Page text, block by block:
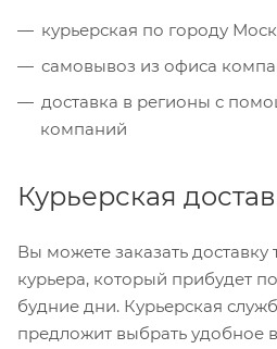
курьерская по городу
самовывоз из офиса
доставка в регионы с
компаний
Курьерская
Вы можете заказать
курьера, который прибудет
будние дни. Курьерская
предложит выбрать удобное